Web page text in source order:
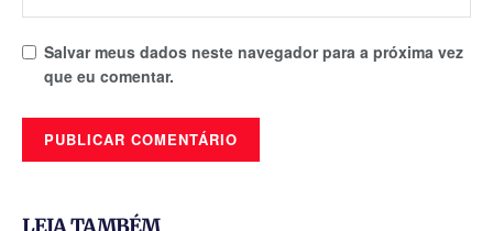
Salvar meus dados neste navegador para a próxima vez
que eu comentar.